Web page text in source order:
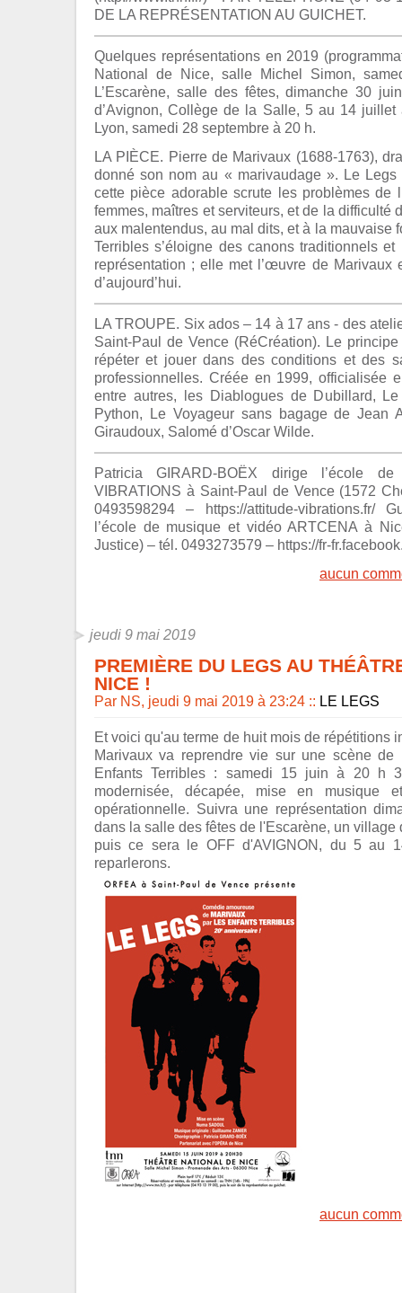
DE LA REPRÉSENTATION AU GUICHET.
Quelques représentations en 2019
National de Nice, salle Michel Simon,
L’Escarène, salle des fêtes, dimanche 30
d’Avignon, Collège de la Salle, 5 au 14
Lyon, samedi 28 septembre à 20 h.
LA PIÈCE. Pierre de Marivaux (1688-1763),
donné son nom au « marivaudage ». Le
cette pièce adorable scrute les problèmes de
femmes, maîtres et serviteurs, et de la difficulté
aux malentendus, au mal dits, et à la mauvaise
Terribles s’éloigne des canons traditionnels
représentation ; elle met l’œuvre de Marivaux
d’aujourd’hui.
LA TROUPE. Six ados – 14 à 17 ans - des
Saint-Paul de Vence (RéCréation). Le
répéter et jouer dans des conditions et des
professionnelles. Créée en 1999, officialisée
entre autres, les Diablogues de Dubillard,
Python, Le Voyageur sans bagage de Jean
Giraudoux, Salomé d’Oscar Wilde.
Patricia GIRARD-BOËX dirige l’école
VIBRATIONS à Saint-Paul de Vence (1572
0493598294 – https://attitude-vibrations.fr/
l’école de musique et vidéo ARTCENA à
Justice) – tél. 0493273579 – https://fr-
aucun
jeudi 9 mai 2019
PREMIÈRE DU LEGS AU
NICE !
Par NS, jeudi 9 mai 2019 à 23:24 :: LE LEGS
Et voici qu'au terme de huit mois de répétitions
Marivaux va reprendre vie sur une scène de
Enfants Terribles : samedi 15 juin à 20 h
modernisée, décapée, mise en musique
opérationnelle. Suivra une représentation
dans la salle des fêtes de l'Escarène, un village
puis ce sera le OFF d'AVIGNON, du 5 au
reparlerons.
aucun